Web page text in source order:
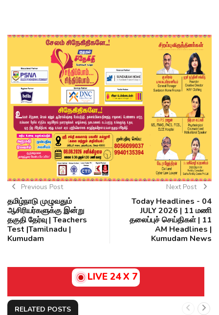
Previous Post
தமிழ்நாடு முழுவதும்
ஆசிரியர்களுக்கு இன்று
தகுதி தேர்வு | Teachers
Test |Tamilnadu |
Kumudam
Next Post
Today Headlines - 04
JULY 2026 | 11 மணி
தலைப்புச் செய்திகள் | 11
AM Headlines |
Kumudam News
LIVE 24 X 7
RELATED POSTS